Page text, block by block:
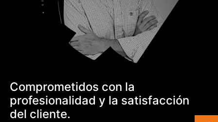
Comprometidos con la
profesionalidad y la satisfacción
del cliente.